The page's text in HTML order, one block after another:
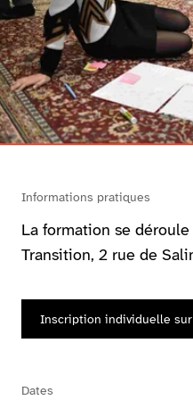
Informations pratiques
La formation se
Transition, 2 rue de
Inscription individuelle
Dates